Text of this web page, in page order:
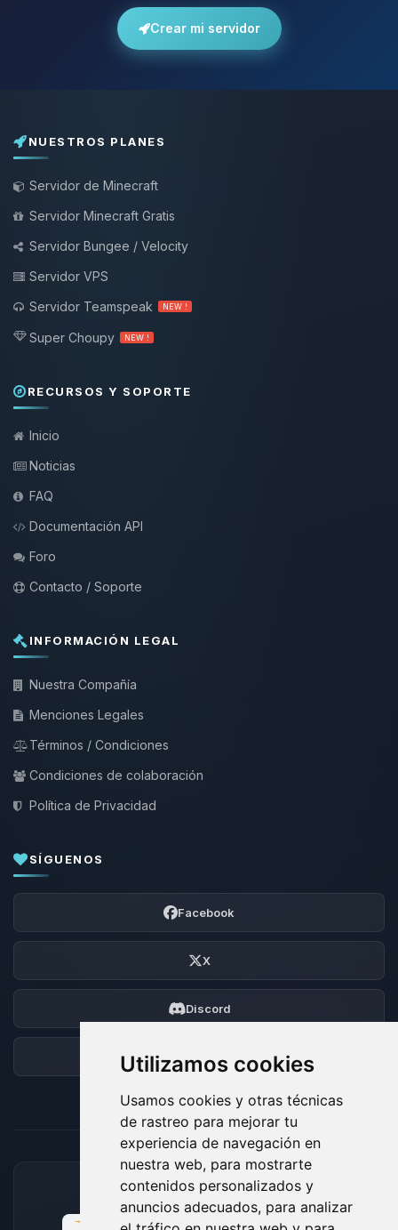
Utilizamos cookies
Usamos cookies y otras técnicas
de rastreo para mejorar tu
experiencia de navegación en
nuestra web, para mostrarte
contenidos personalizados y
anuncios adecuados, para analizar
Crear mi servidor
NUESTROS PLANES
Servidor de Minecraft
Servidor Minecraft Gratis
Servidor Bungee / Velocity
Servidor VPS
Servidor Teamspeak
NEW !
Super Choupy NEW !
RECURSOS Y SOPORTE
Inicio
Noticias
FAQ
Documentación API
Foro
Contacto / Soporte
INFORMACIÓN LEGAL
Nuestra Compañía
Menciones Legales
Términos / Condiciones
Condiciones de colaboración
Política de Privacidad
SÍGUENOS
Facebook
X
Discord
Foro
MÉTODOS DE PAGO ACEPTADOS